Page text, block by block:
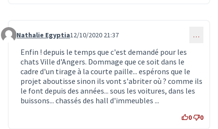
Commentaire 2148
Nathalie Egyptia12/10/2020 21:37 …
Enfin ! depuis le temps que c'est demandé pour les
chats Ville d'Angers. Dommage que ce soit dans le
cadre d'un tirage à la courte paille... espérons que le
projet aboutisse sinon ils vont s'abriter où ? comme ils
le font depuis des années... sous les voitures, dans les
buissons... chassés des hall d'immeubles ...
0 0